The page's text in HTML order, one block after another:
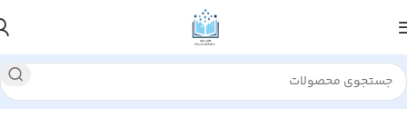
خانه الهیات و فلسفه